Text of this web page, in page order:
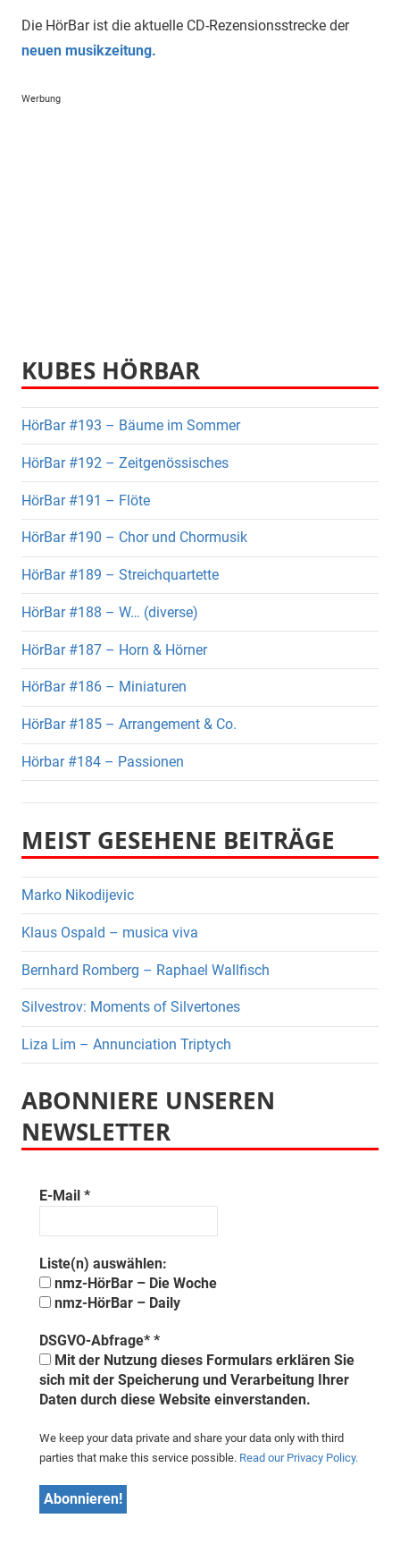
Die HörBar ist die aktuelle CD-Rezensionsstrecke der
neuen musikzeitung.
Werbung
KUBES HÖRBAR
HörBar #193 – Bäume im Sommer
HörBar #192 – Zeitgenössisches
HörBar #191 – Flöte
HörBar #190 – Chor und Chormusik
HörBar #189 – Streichquartette
HörBar #188 – W… (diverse)
HörBar #187 – Horn & Hörner
HörBar #186 – Miniaturen
HörBar #185 – Arrangement & Co.
Hörbar #184 – Passionen
MEIST GESEHENE BEITRÄGE
Marko Nikodijevic
Klaus Ospald – musica viva
Bernhard Romberg – Raphael Wallfisch
Silvestrov: Moments of Silvertones
Liza Lim – Annunciation Triptych
ABONNIERE UNSEREN
NEWSLETTER
E-Mail *
Liste(n) auswählen:
nmz-HörBar – Die Woche
nmz-HörBar – Daily
DSGVO-Abfrage* *
Mit der Nutzung dieses Formulars erklären Sie
sich mit der Speicherung und Verarbeitung Ihrer
Daten durch diese Website einverstanden.
We keep your data private and share your data only with third
parties that make this service possible. Read our Privacy Policy.